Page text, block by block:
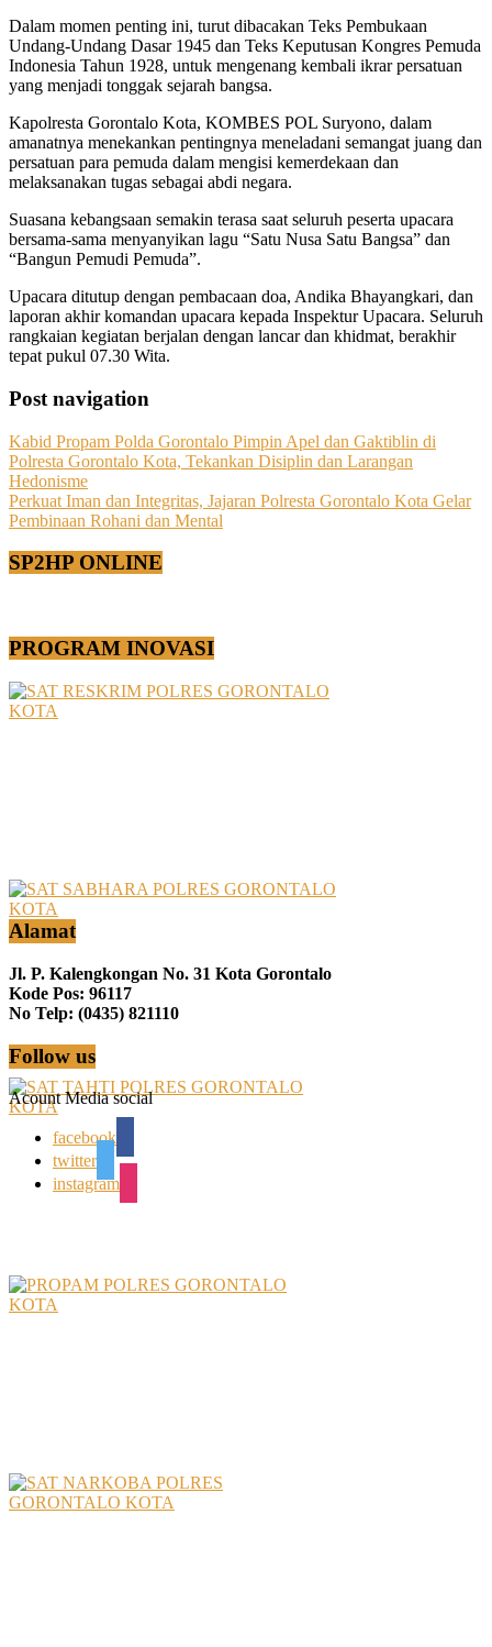
Dalam momen penting ini, turut dibacakan Teks Pembukaan
Undang-Undang Dasar 1945 dan Teks Keputusan Kongres Pemuda
Indonesia Tahun 1928, untuk mengenang kembali ikrar persatuan
yang menjadi tonggak sejarah bangsa.
Kapolresta Gorontalo Kota, KOMBES POL Suryono, dalam
amanatnya menekankan pentingnya meneladani semangat juang dan
persatuan para pemuda dalam mengisi kemerdekaan dan
melaksanakan tugas sebagai abdi negara.
Suasana kebangsaan semakin terasa saat seluruh peserta upacara
bersama-sama menyanyikan lagu “Satu Nusa Satu Bangsa” dan
“Bangun Pemudi Pemuda”.
Upacara ditutup dengan pembacaan doa, Andika Bhayangkari, dan
laporan akhir komandan upacara kepada Inspektur Upacara. Seluruh
rangkaian kegiatan berjalan dengan lancar dan khidmat, berakhir
tepat pukul 07.30 Wita.
Post navigation
Kabid Propam Polda Gorontalo Pimpin Apel dan Gaktiblin di
Polresta Gorontalo Kota, Tekankan Disiplin dan Larangan
Hedonisme
Perkuat Iman dan Integritas, Jajaran Polresta Gorontalo Kota Gelar
Pembinaan Rohani dan Mental
SP2HP ONLINE
PROGRAM INOVASI
Alamat
Jl. P. Kalengkongan No. 31 Kota Gorontalo
Kode Pos: 96117
No Telp: (0435) 821110
Follow us
Acount Media social
facebook
twitter
instagram